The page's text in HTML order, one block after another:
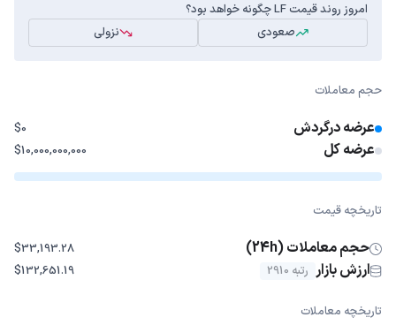
امروز روند قیمت LF چگونه خواهد بود؟
صعودی
نزولی
حجم معاملات
عرضه درگردش $0
عرضه کل $10,000,000,000
تاریخچه قیمت
حجم معاملات (24h) $33,193.28
ارزش بازار رتبه 2910 $132,651.19
تاریخچه معاملات